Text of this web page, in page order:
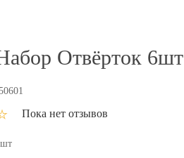
Отвёрток 6шт
Пока нет отзывов
шт